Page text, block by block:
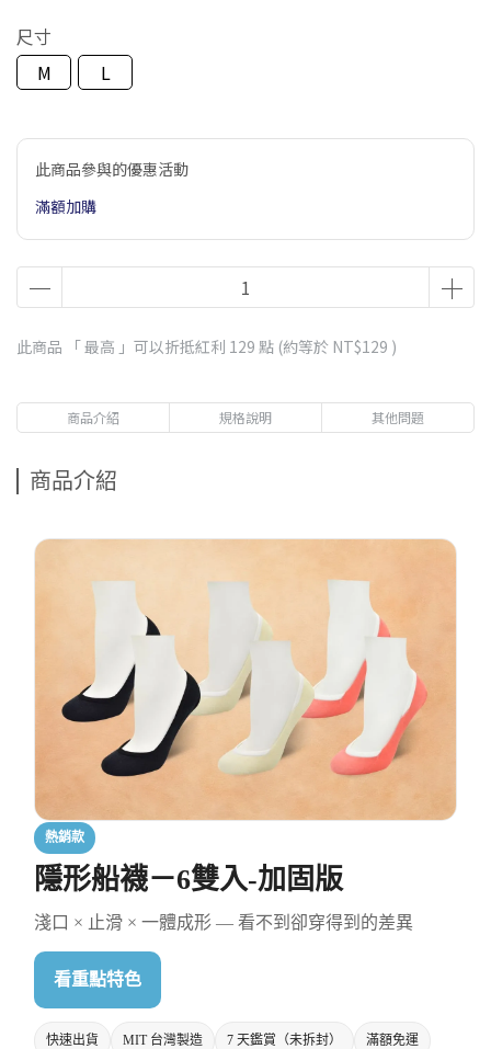
尺寸
M
L
此商品參與的優惠活動
滿額加購
此商品 「 最高 」可以折抵紅利 129 點 (約等於 NT$129 )
商品介紹 規格說明 其他問題
商品介紹
熱銷款
隱形船襪－6雙入-加固版
淺口 × 止滑 × 一體成形 — 看不到卻穿得到的差異
看重點特色
快速出貨 MIT 台灣製造 7 天鑑賞（未拆封） 滿額免運